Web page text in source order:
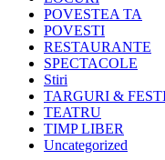
POVESTEA TA
POVESTI
RESTAURANTE
SPECTACOLE
Stiri
TARGURI &
TEATRU
TIMP LIBER
Uncategorized